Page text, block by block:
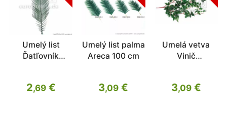
Umelý list
Ďatľovník
2,69€
Umelý list palma
Areca 100 cm
3,09 €
Umelá vetva
Vinič
3,09€